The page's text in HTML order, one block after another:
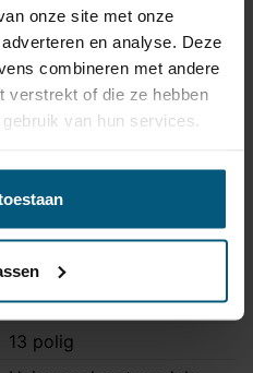
onze site met onze
en analyse. Deze
combineren met andere
verstrekt of die ze hebben
van hun services.
1 uur 30 minuten
Ja
Volkswagen: R-Line |
Skoda: RS
Unikit 13/8
13 polig